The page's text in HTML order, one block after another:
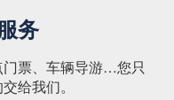
务
票、车辆导游…您只
给我们。